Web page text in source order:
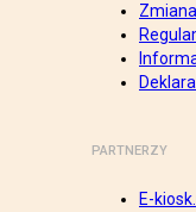
PARTNERZY
E-